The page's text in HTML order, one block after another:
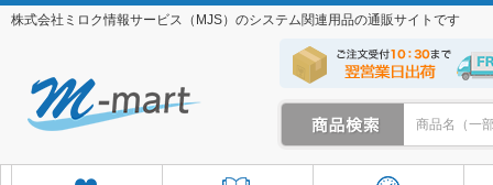
株式会社ミロク情報サービス（MJS）のシステム関連用品の通販サイトです
お取り寄せサービス マイページ